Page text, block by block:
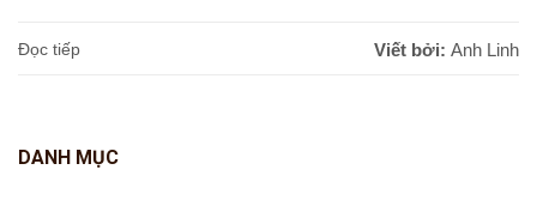
Đọc tiếp Viết bởi: Anh Linh
DANH MỤC